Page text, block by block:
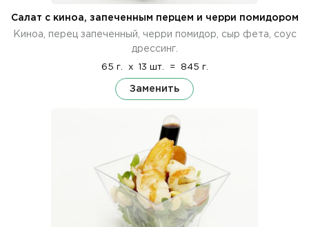
Салат с киноа, запеченным перцем и черри помидором
Киноа, перец запеченный, черри помидор, сыр фета, соус
дрессинг.
65 г. x 13 шт. = 845 г.
Заменить